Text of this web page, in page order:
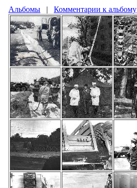
Альбомы | Комментарии к альбому